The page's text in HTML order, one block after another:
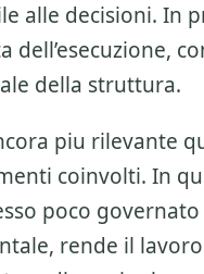
alle decisioni. In
della struttura.
piu rilevante
coinvolti. In
poco
rende il